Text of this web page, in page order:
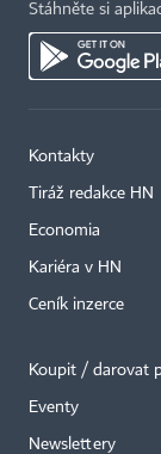
Stáhněte si
Kontakty
Tiráž redakce HN
Economia
Kariéra v HN
Ceník inzerce
Koupit / darovat
Eventy
Newslettery